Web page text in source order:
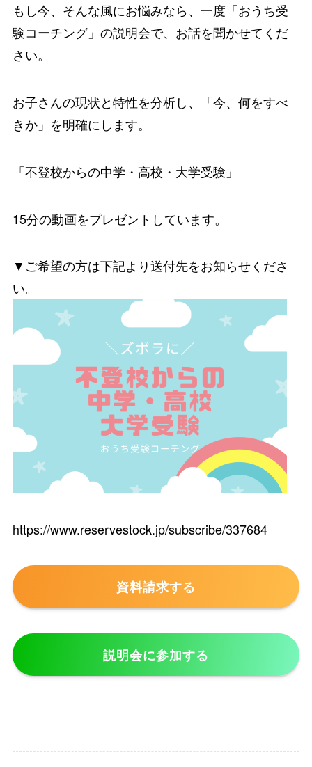
もし今、そんな風にお悩みなら、一度「おうち受
験コーチング」の説明会で、お話を聞かせてくだ
さい。
お子さんの現状と特性を分析し、「今、何をすべ
きか」を明確にします。
「不登校からの中学・高校・大学受験」
15分の動画をプレゼントしています。
▼ご希望の方は下記より送付先をお知らせくださ
い。
https://www.reservestock.jp/subscribe/337684
資料請求する
説明会に参加する